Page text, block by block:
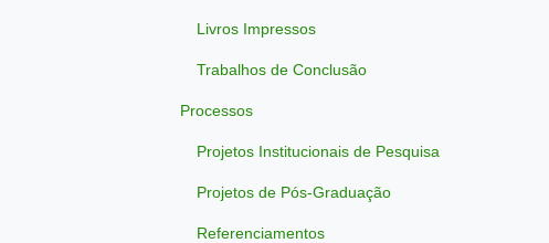
Livros Impressos
Trabalhos de Conclusão
Processos
Projetos Institucionais de Pesquisa
Projetos de Pós-Graduação
Referenciamentos